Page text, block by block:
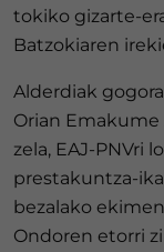
tokiko gizarte-
Batzokiaren
Alderdiak
Orian
zela, EAJ-PNVri
prestakuntza-
bezalako
Ondoren etorri